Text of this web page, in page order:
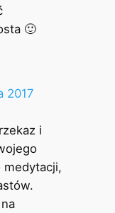
🙂
2017
i
medytacji,